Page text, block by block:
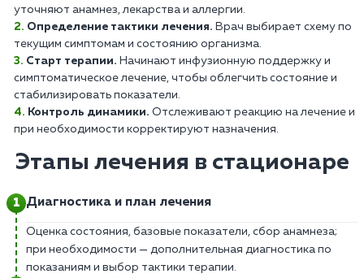
уточняют анамнез, лекарства и аллергии.
Определение тактики лечения. Врач выбирает схему по
текущим симптомам и состоянию организма.
Старт терапии. Начинают инфузионную поддержку и
симптоматическое лечение, чтобы облегчить состояние и
стабилизировать показатели.
Контроль динамики. Отслеживают реакцию на лечение и
при необходимости корректируют назначения.
Этапы лечения в стационаре
Диагностика и план лечения
Оценка состояния, базовые показатели, сбор анамнеза;
при необходимости — дополнительная диагностика по
показаниям и выбор тактики терапии.